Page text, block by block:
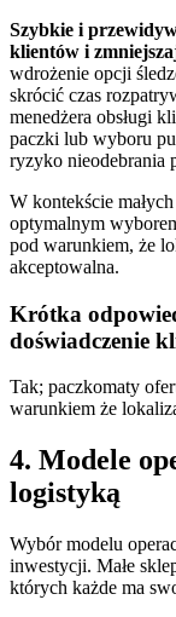
Szybkie i
klientów i
wdrożenie opcji
skrócić czas
menedżera obsługi
paczki lub wyboru
ryzyko nieodebrania
W kontekście
optymalnym
pod warunkiem, że
akceptowalna.
Krótka
doświadczenie
Tak; paczkomaty
warunkiem że
4. Modele
logistyką
Wybór modelu
inwestycji. Małe
których każde ma